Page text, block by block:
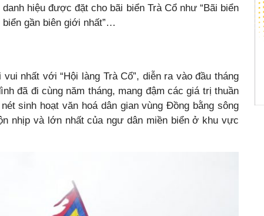
hiệu được đặt cho bãi biển Trà Cổ như “Bãi biển
biển gần biên giới nhất”…
nhất với “Hội làng Trà Cổ”, diễn ra vào đầu tháng
đã đi cùng năm tháng, mang đậm các giá trị thuần
sinh hoạt văn hoá dân gian vùng Đồng bằng sông
nhịp và lớn nhất của ngư dân miền biển ở khu vực